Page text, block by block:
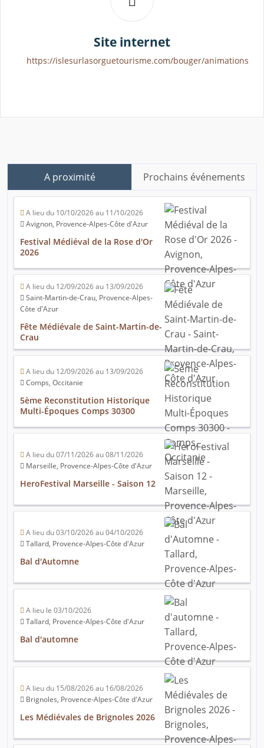
Site internet
https://islesurlasorguetourisme.com/bouger/animations
A proximité Prochains événements
A lieu du 10/10/2026 au 11/10/2026
Avignon, Provence-Alpes-Côte d'Azur
Festival Médiéval de la Rose d'Or
2026
A lieu du 12/09/2026 au 13/09/2026
Saint-Martin-de-Crau, Provence-Alpes-
Côte d'Azur
Fête Médiévale de Saint-Martin-de-
Crau
A lieu du 12/09/2026 au 13/09/2026
Comps, Occitanie
5ème Reconstitution Historique
Multi-Époques Comps 30300
A lieu du 07/11/2026 au 08/11/2026
Marseille, Provence-Alpes-Côte d'Azur
HeroFestival Marseille - Saison 12
A lieu du 03/10/2026 au 04/10/2026
Tallard, Provence-Alpes-Côte d'Azur
Bal d'Automne
A lieu le 03/10/2026
Tallard, Provence-Alpes-Côte d'Azur
Bal d'automne
A lieu du 15/08/2026 au 16/08/2026
Brignoles, Provence-Alpes-Côte d'Azur
Les Médiévales de Brignoles 2026